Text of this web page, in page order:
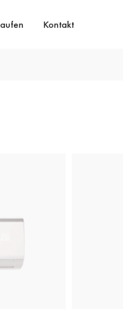
Kontakt